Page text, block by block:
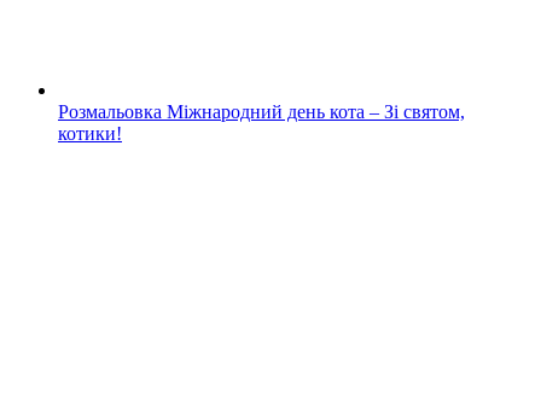
Розмальовка Міжнародний день кота – Зі святом,
котики!